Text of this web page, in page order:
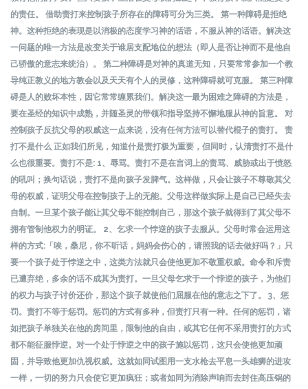
的责任。 借助责打来控制孩子所存在的障碍可分为三类。 第一种障碍是拒绝
神。这种拒绝的表现是以消极的态度学习神的话语，不服从神的话语。解决这
一问题的唯一方法是改变关于谁居支配地位的想法（即人是否让神而不是他自
己骄傲的意志来统治）。 第二种障碍是对神的真道无知，只要常常参加一个教
导纯正教义的地方教会以及天天有个人的灵修，这种障碍就可克服。 第三种障
碍是人的败坏本性，因它常常缠累我们。解决这一最为困难之障碍的方法是，
要在圣经的知识中成熟，并随圣灵的带领和指导坚持不懈地服从神的旨意。 对
控制孩子反抗父母的权威这一点来说，没有任何方法可以替代棍子的责打。 责
打不是什么 正如我们所见，知道什是责打极为重要，但同时，认清责打不是什
么也很重要。责打不是: 1、辱骂。责打不是在言词上的责骂、威胁或出于愤怒
的吼叫；换句话说，责打不是向孩子发脾气。这样做，只会让孩子不尊敬其父
母的权威，证明父母在控制孩子上的无能。父母这样做实际上是自己已经失去
自制。一旦某个孩子能让其父母不能控制自己，那这个孩子就得到了其父母不
拥有管制他权力的明证。 2、乞求一个悖逆的孩子去服从。父母时常会运用这
样的方式:「唉，桑尼，你不听话，妈妈会伤心的，请照我的话去做好吗？」只
要一个孩子处于悖逆之中，这类方法就只会使他更加不敬重权威。命令和斥责
已遭弃绝，多余的话不成其为责打。一旦父母乞求于一个悖逆的孩子，为他们
的权力与孩子讨价还价，那这个孩子就使他们屈服在他的意志之下了。 3、惩
罚。责打不等于惩罚。惩罚的方式有多种，但责打只有一种。任何的惩罚，诸
如把孩子单独关在他的房间里，限制他的自由，或其它任何不采用责打的方式
都不能征服悖逆。对一个处于悖逆之中的孩子施以惩罚，这只会使他更加顽
固，并导致他更加仇视权威。这就如同试图用一支水枪去平息一头雄狮的进攻
一样，一切的努力只会使它更加疯狂；或者如同为消除声响而去封住高压锅的